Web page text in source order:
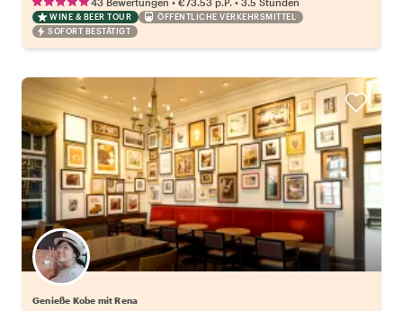
WINE & BEER TOUR
ÖFFENTLICHE VERKEHRSMITTEL
SOFORT BESTÄTIGT
Genieße Kobe mit Rena